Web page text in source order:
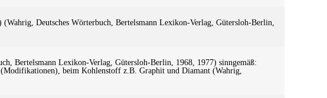
Deutsches Wörterbuch, Bertelsmann Lexikon-Verlag, Gütersloh-Berlin,
Bertelsmann Lexikon-Verlag, Gütersloh-Berlin, 1968, 1977) sinngemäß:
(Modifikationen), beim Kohlenstoff z.B. Graphit und Diamant (Wahrig,